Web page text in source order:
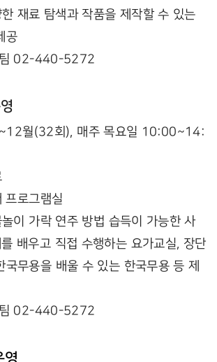
재료 탐색과 작품을 제작할 수 있는
공
팀 02-440-5272
월(32회), 매주 목요일 10:00~14:
프로그램실
이 가락 연주 방법 습득이 가능한 사
배우고 직접 수행하는 요가교실, 장단
국무용을 배울 수 있는 한국무용 등 제
팀 02-440-5272
영